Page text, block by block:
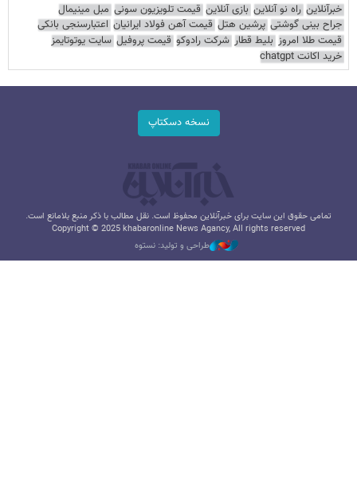
خبرآنلاین راه نو آنلاین بازی آنلاین قیمت تلویزیون سونی مبل مینیمال
جراح بینی گوشتی پرشین هتل قیمت آهن فولاد ایرانیان اعتبارسنجی بانکی
قیمت طلا امروز بلیط قطار شرکت رادوکو قیمت پروفیل سایت یوتوتایمز
خرید اکانت chatgpt
نسخه دسکتاپ
تمامی حقوق این سایت برای خبرآنلاین محفوظ است. نقل مطالب با ذکر منبع بلامانع است.
Copyright © 2025 khabaronline News Agancy, All rights reserved
طراحی و تولید: نستوه